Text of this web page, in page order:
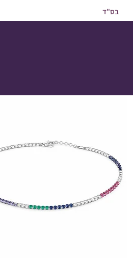
בס"ד